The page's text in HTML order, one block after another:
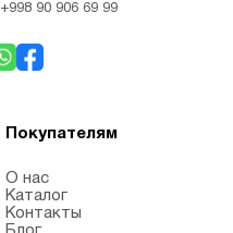
+998 90 906 69 99
Покупателям
О нас
Каталог
Контакты